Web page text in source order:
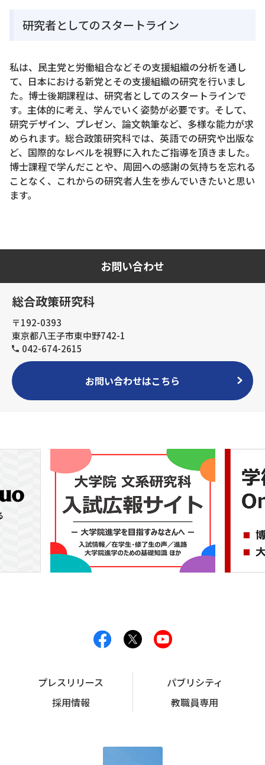
研究者としてのスタートライン
私は、民主党と労働組合などその支援組織の分析を通し
て、日本における新党とその支援組織の研究を行いまし
た。博士後期課程は、研究者としてのスタートラインで
す。主体的に考え、学んでいく姿勢が必要です。そして、
研究デザイン、プレゼン、論文執筆など、多様な能力が求
められます。総合政策研究科では、英語での研究や出版な
ど、国際的なレベルを視野に入れたご指導を頂きました。
博士課程で学んだことや、周囲への感謝の気持ちを忘れる
ことなく、これからの研究者人生を歩んでいきたいと思い
ます。
お問い合わせ
総合政策研究科
〒192-0393
東京都八王子市東中野742-1
042-674-2615
お問い合わせはこちら
プレスリリース
パブリシティ
採用情報
教職員専用